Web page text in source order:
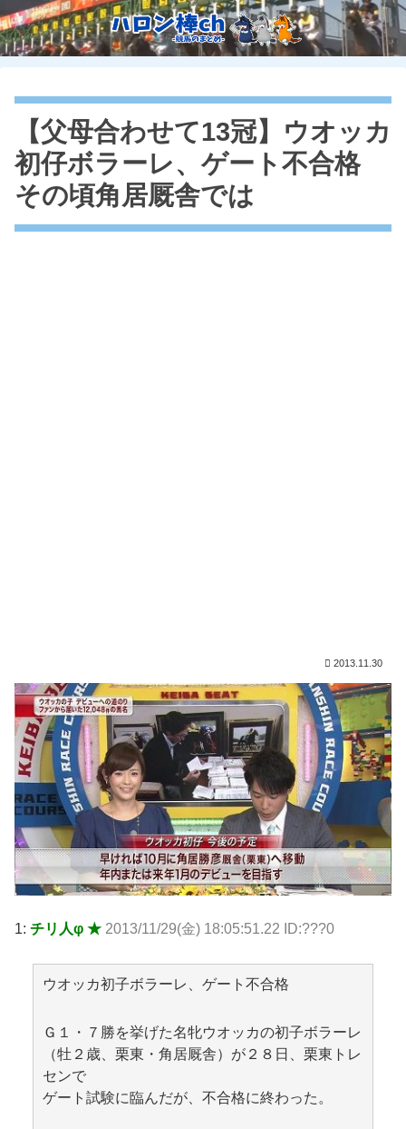
【父母合わせて13冠】ウオッカ
初仔ボラーレ、ゲート不合格
その頃角居厩舎では
2013.11.30
1: チリ人φ ★ 2013/11/29(金) 18:05:51.22 ID:???0
ウオッカ初子ボラーレ、ゲート不合格
Ｇ１・７勝を挙げた名牝ウオッカの初子ボラーレ
（牡２歳、栗東・角居厩舎）が２８日、栗東トレ
センで
ゲート試験に臨んだが、不合格に終わった。